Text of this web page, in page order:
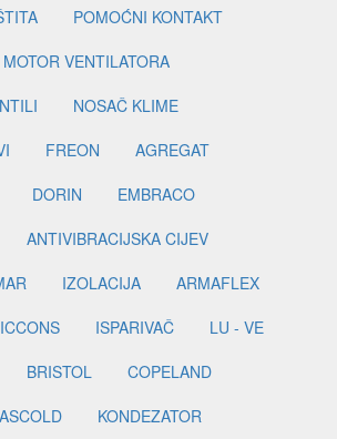
POMOĆNI KONTAKT
MOTOR VENTILATORA
NOSAČ KLIME
FREON
AGREGAT
DORIN
EMBRACO
ANTIVIBRACIJSKA CIJEV
IZOLACIJA
ARMAFLEX
ISPARIVAČ
LU - VE
BRISTOL
COPELAND
KONDEZATOR